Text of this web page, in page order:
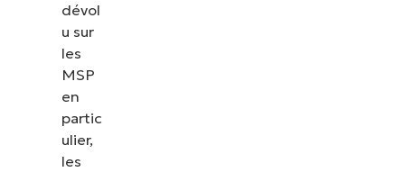
dévol
u sur
les
MSP
en
partic
ulier,
les